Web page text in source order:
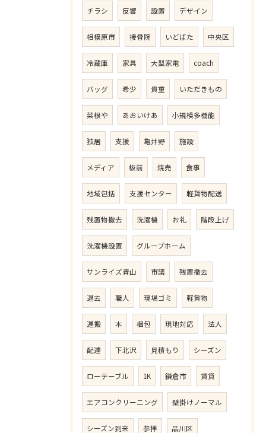
チラシ 反響 設置 デザイン
相模原市 接骨院 いどばた 中央区
冷蔵庫 家具 大型家電 coach
バッグ 希少 貴重 いただきもの
菜根や あおいけあ 小規模多機能
独居 支援 亀井野 施設
メディア 板前 焼売 食事
地域包括 支援センター 軽貨物配送
残置物撤去 洗濯機 お礼 階段上げ
洗濯機設置 グループホーム
サンライズ青山 市議 残置撤去
退去 職人 現場ゴミ 軽貨物
運搬 本 梱包 現地対応 法人
配達 下北沢 見積もり シーズン
ローテーブル 1K 鎌倉市 賃貸
エアコンクリーニング 壁掛けノーマル
シーズン到来 参拝 品川区